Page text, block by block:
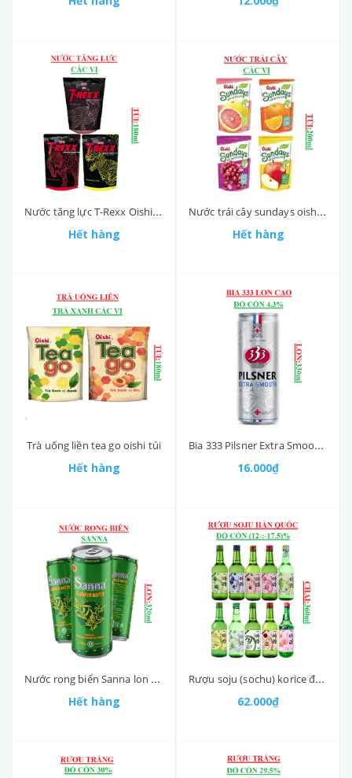
Nước tăng lực T-Rexx Oishi túi
Hết hàng
Nước trái cây sundays oishi túi
Hết hàng
Trà uống liền tea go oishi túi
Hết hàng
Bia 333 Pilsner Extra Smooth 4.3% ABV Lon 330ml
16.000₫
Nước rong biển Sanna lon 320ml
Hết hàng
Rượu soju (sochu) korice độ cồn (12-:-17.3)% Hàn quốc chai 360ml
62.000₫